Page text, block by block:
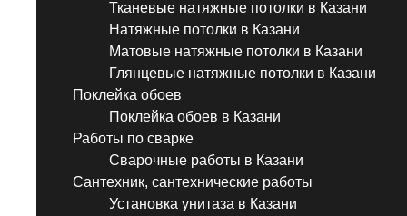
Тканевые натяжные потолки в Казани
Натяжные потолки в Казани
Матовые натяжные потолки в Казани
Глянцевые натяжные потолки в Казани
Поклейка обоев
Поклейка обоев в Казани
Работы по сварке
Сварочные работы в Казани
Сантехник, сантехнические работы
Установка унитаза в Казани